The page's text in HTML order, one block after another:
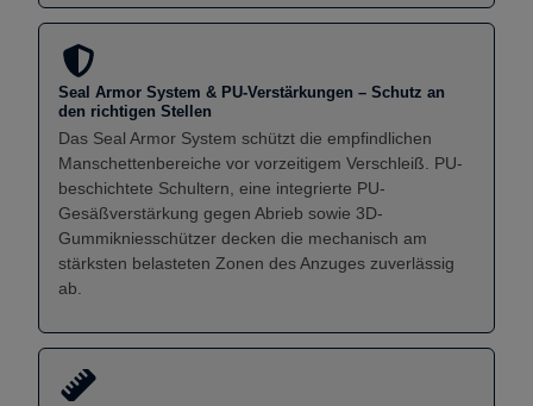
Seal Armor System & PU-Verstärkungen – Schutz an
den richtigen Stellen
Das Seal Armor System schützt die empfindlichen
Manschettenbereiche vor vorzeitigem Verschleiß. PU-
beschichtete Schultern, eine integrierte PU-
Gesäßverstärkung gegen Abrieb sowie 3D-
Gummikniesschützer decken die mechanisch am
stärksten belasteten Zonen des Anzuges zuverlässig
ab.